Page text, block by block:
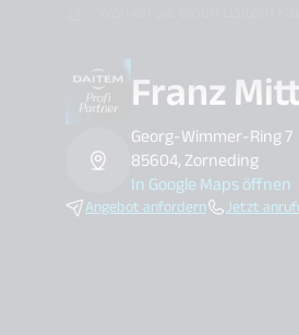
search.label
Franz
Georg-Wimmer-Ring 7
85604, Zorneding
In Google Maps öffnen
Angebot anfordern Jetzt